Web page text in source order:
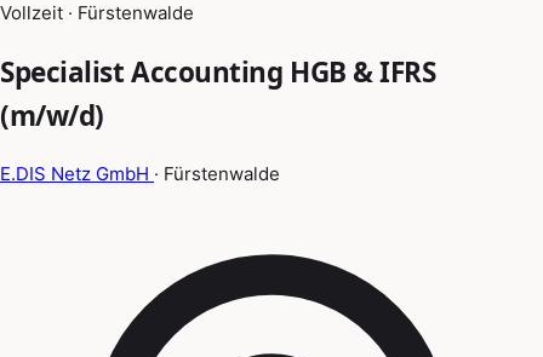
Vollzeit · Fürstenwalde
Specialist Accounting HGB & IFRS
(m/w/d)
E.DIS Netz GmbH · Fürstenwalde